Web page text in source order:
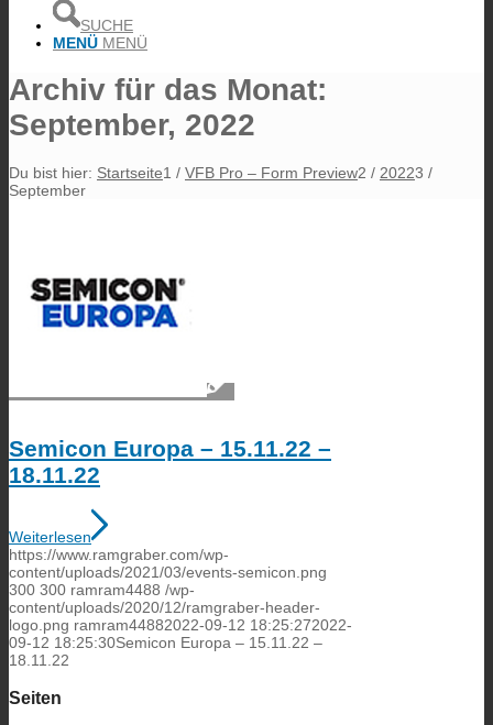
SUCHE
MENÜ MENÜ
Archiv für das Monat:
September, 2022
Du bist hier: Startseite1 / VFB Pro – Form Preview2 / 20223 /
September
Semicon Europa – 15.11.22 –
18.11.22
Weiterlesen
https://www.ramgraber.com/wp-
content/uploads/2021/03/events-semicon.png
300 300 ramram4488 /wp-
content/uploads/2020/12/ramgraber-header-
logo.png ramram44882022-09-12 18:25:272022-
09-12 18:25:30Semicon Europa – 15.11.22 –
18.11.22
Seiten